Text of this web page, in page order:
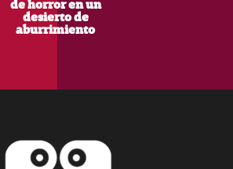
de horror en un
desierto de
aburrimiento